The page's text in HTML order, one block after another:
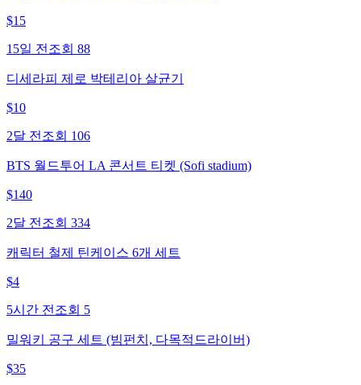
$15
15일 전 조회 88
디세라피 제로 박테리아 살균기
$10
2달 전 조회 106
BTS 월드투어 LA 콘서트 티켓 (Sofi stadium)
$140
2달 전 조회 334
캐릭터 철제 틴케이스 6개 세트
$4
5시간 전 조회 5
밀워키 공구 세트 (빔펀치, 다목적드라이버)
$35